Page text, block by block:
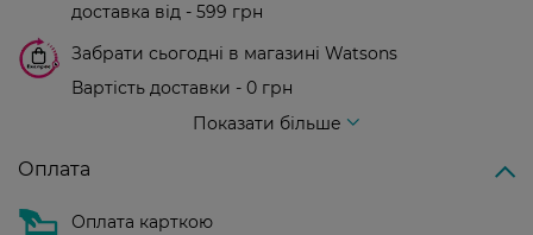
доставка від - 599 грн
Забрати сьогодні в магазині Watsons
Вартість доставки - 0 грн
Показати більше
Оплата
Оплата карткою